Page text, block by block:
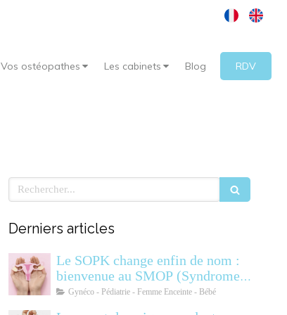
Vos ostéopathes Les cabinets Blog RDV
Rechercher
Derniers articles
Le SOPK change enfin de nom :
bienvenue au SMOP (Syndrome
Métabolique Ovarien
Gynéco - Pédiatrie - Femme Enceinte - Bébé